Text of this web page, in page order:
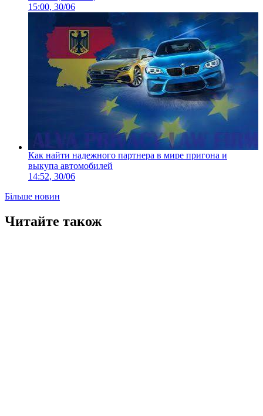
15:00, 30/06
Как найти надежного партнера в мире пригона и
выкупа автомобилей
14:52, 30/06
Більше новин
Читайте також